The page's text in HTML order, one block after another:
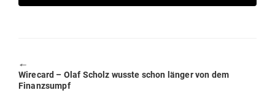
🠔
Previous
post:
Wirecard – Olaf Scholz wusste schon länger von dem
Finanzsumpf